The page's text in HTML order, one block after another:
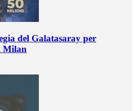
del Galatasaray per
Milan